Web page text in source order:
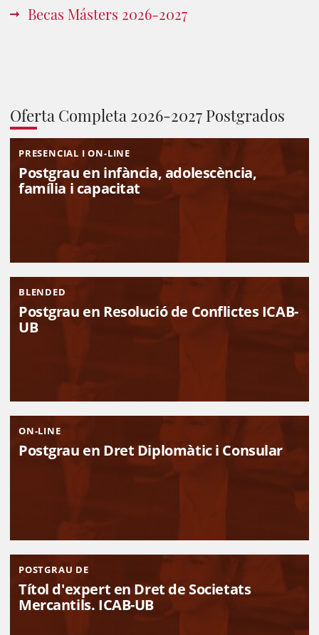
Becas Másters 2026-2027
Oferta Completa 2026-2027 Postgrados
PRESENCIAL I ON-LINE
Postgrau en infància, adolescència,
família i capacitat
BLENDED
Postgrau en Resolució de Conflictes ICAB-
UB
ON-LINE
Postgrau en Dret Diplomàtic i Consular
POSTGRAU DE
Títol d'expert en Dret de Societats
Mercantils. ICAB-UB